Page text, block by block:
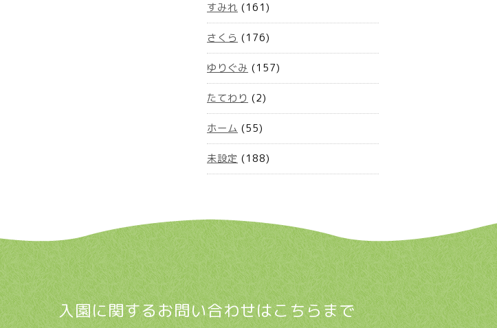
すみれ (161)
さくら (176)
ゆりぐみ (157)
たてわり (2)
ホーム (55)
未設定 (188)
入園に関するお問い合わせはこちらまで